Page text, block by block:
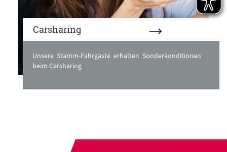
Carsharing
Unsere Stamm-Fahrgäste erhalten Sonderkonditionen
beim Carsharing